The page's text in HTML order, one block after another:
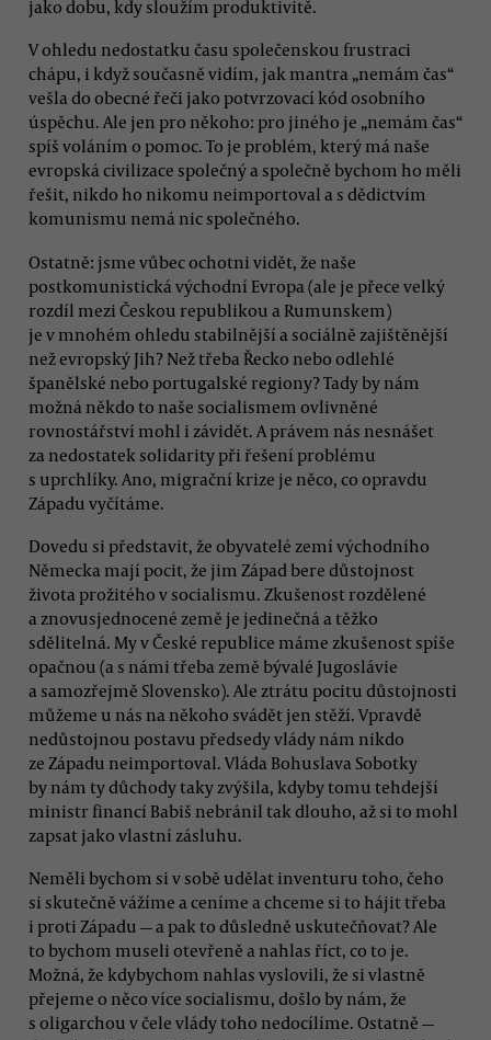
jako dobu, kdy sloužím produktivitě.
V ohledu nedostatku času společenskou frustraci
chápu, i když současně vidím, jak mantra „nemám čas“
vešla do obecné řeči jako potvrzovací kód osobního
úspěchu. Ale jen pro někoho: pro jiného je „nemám čas“
spíš voláním o pomoc. To je problém, který má naše
evropská civilizace společný a společně bychom ho měli
řešit, nikdo ho nikomu neimportoval a s dědictvím
komunismu nemá nic společného.
Ostatně: jsme vůbec ochotni vidět, že naše
postkomunistická východní Evropa (ale je přece velký
rozdíl mezi Českou republikou a Rumunskem)
je v mnohém ohledu stabilnější a sociálně zajištěnější
než evropský Jih? Než třeba Řecko nebo odlehlé
španělské nebo portugalské regiony? Tady by nám
možná někdo to naše socialismem ovlivněné
rovnostářství mohl i závidět. A právem nás nesnášet
za nedostatek solidarity při řešení problému
s uprchlíky. Ano, migrační krize je něco, co opravdu
Západu vyčítáme.
Dovedu si představit, že obyvatelé zemí východního
Německa mají pocit, že jim Západ bere důstojnost
života prožitého v socialismu. Zkušenost rozdělené
a znovusjednocené země je jedinečná a těžko
sdělitelná. My v České republice máme zkušenost spíše
opačnou (a s námi třeba země bývalé Jugoslávie
a samozřejmě Slovensko). Ale ztrátu pocitu důstojnosti
můžeme u nás na někoho svádět jen stěží. Vpravdě
nedůstojnou postavu předsedy vlády nám nikdo
ze Západu neimportoval. Vláda Bohuslava Sobotky
by nám ty důchody taky zvýšila, kdyby tomu tehdejší
ministr financí Babiš nebránil tak dlouho, až si to mohl
zapsat jako vlastní zásluhu.
Neměli bychom si v sobě udělat inventuru toho, čeho
si skutečně vážíme a ceníme a chceme si to hájit třeba
i proti Západu — a pak to důsledně uskutečňovat? Ale
to bychom museli otevřeně a nahlas říct, co to je.
Možná, že kdybychom nahlas vyslovili, že si vlastně
přejeme o něco více socialismu, došlo by nám, že
s oligarchou v čele vlády toho nedocílíme. Ostatně —